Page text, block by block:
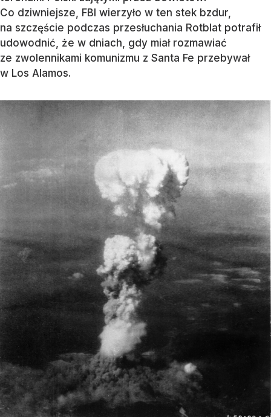
Co dziwniejsze, FBI wierzyło w ten stek bzdur,
na szczęście podczas przesłuchania Rotblat potrafił
udowodnić, że w dniach, gdy miał rozmawiać
ze zwolennikami komunizmu z Santa Fe przebywał
w Los Alamos.